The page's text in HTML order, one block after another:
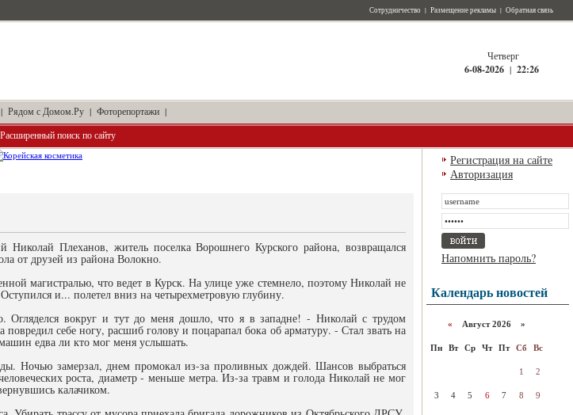
Сотрудничество | Размещение рекламы | Обратная связь
Четверг
6-08-2026 | 22:26
| Рядом с Домом.Ру | Фоторепортажи |
Расширенный поиск по сайту
Николай Плеханов, житель поселка Ворошнего Курского района, возвращался
от друзей из района Волокно.
магистралью, что ведет в Курск. На улице уже стемнело, поэтому Николай не
и... полетел вниз на четырехметровую глубину.
вокруг и тут до меня дошло, что я в западне! - Николай с трудом
себе ногу, расшиб голову и поцарапал бока об арматуру. - Стал звать на
едва ли кто мог меня услышать.
Ночью замерзал, днем промокал из-за проливных дождей. Шансов выбраться
роста, диаметр - меньше метра. Из-за травм и голода Николай не мог
калачиком.
Регистрация на сайте
Авторизация
Напомнить пароль?
Календарь новостей
« Август 2026 »
Пн Вт Ср Чт Пт Сб Вс
1 2
3 4 5 6 7 8 9